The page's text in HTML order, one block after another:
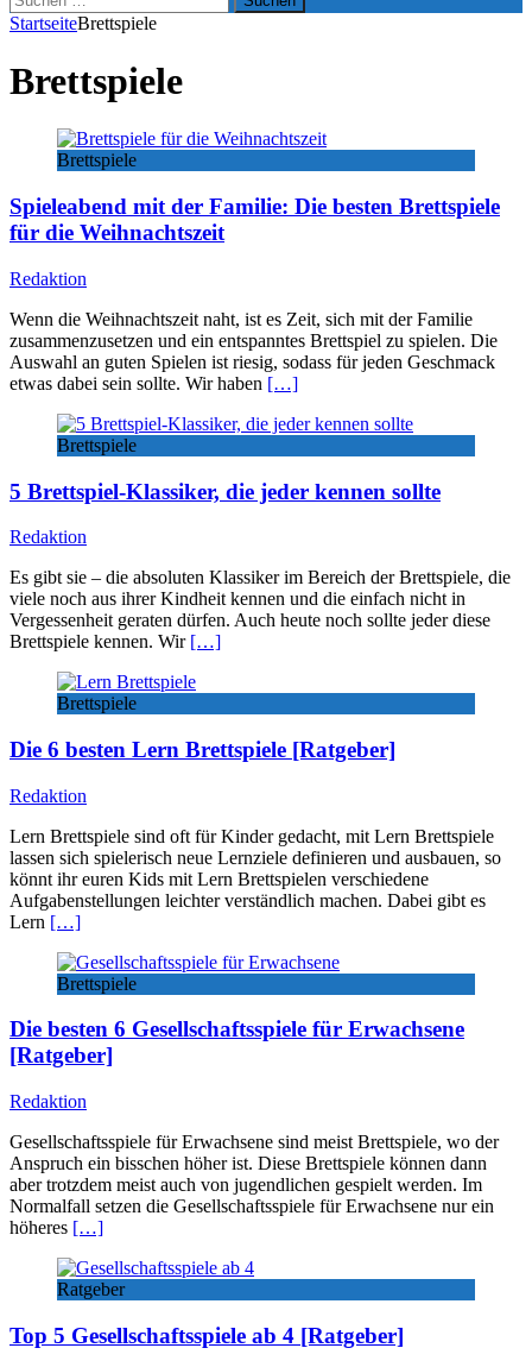
nach:
StartseiteBrettspiele
Brettspiele
Brettspiele
Spieleabend mit der Familie: Die besten Brettspiele
für die Weihnachtszeit
Redaktion
Wenn die Weihnachtszeit naht, ist es Zeit, sich mit der Familie
zusammenzusetzen und ein entspanntes Brettspiel zu spielen. Die
Auswahl an guten Spielen ist riesig, sodass für jeden Geschmack
etwas dabei sein sollte. Wir haben […]
Brettspiele
5 Brettspiel-Klassiker, die jeder kennen sollte
Redaktion
Es gibt sie – die absoluten Klassiker im Bereich der Brettspiele, die
viele noch aus ihrer Kindheit kennen und die einfach nicht in
Vergessenheit geraten dürfen. Auch heute noch sollte jeder diese
Brettspiele kennen. Wir […]
Brettspiele
Die 6 besten Lern Brettspiele [Ratgeber]
Redaktion
Lern Brettspiele sind oft für Kinder gedacht, mit Lern Brettspiele
lassen sich spielerisch neue Lernziele definieren und ausbauen, so
könnt ihr euren Kids mit Lern Brettspielen verschiedene
Aufgabenstellungen leichter verständlich machen. Dabei gibt es
Lern […]
Brettspiele
Die besten 6 Gesellschaftsspiele für Erwachsene
[Ratgeber]
Redaktion
Gesellschaftsspiele für Erwachsene sind meist Brettspiele, wo der
Anspruch ein bisschen höher ist. Diese Brettspiele können dann
aber trotzdem meist auch von jugendlichen gespielt werden. Im
Normalfall setzen die Gesellschaftsspiele für Erwachsene nur ein
höheres […]
Ratgeber
Top 5 Gesellschaftsspiele ab 4 [Ratgeber]